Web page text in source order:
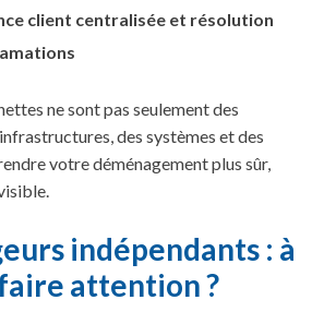
client centralisée et résolution
ne sont pas seulement des
des systèmes et des
votre déménagement plus sûr,
indépendants : à
attention ?